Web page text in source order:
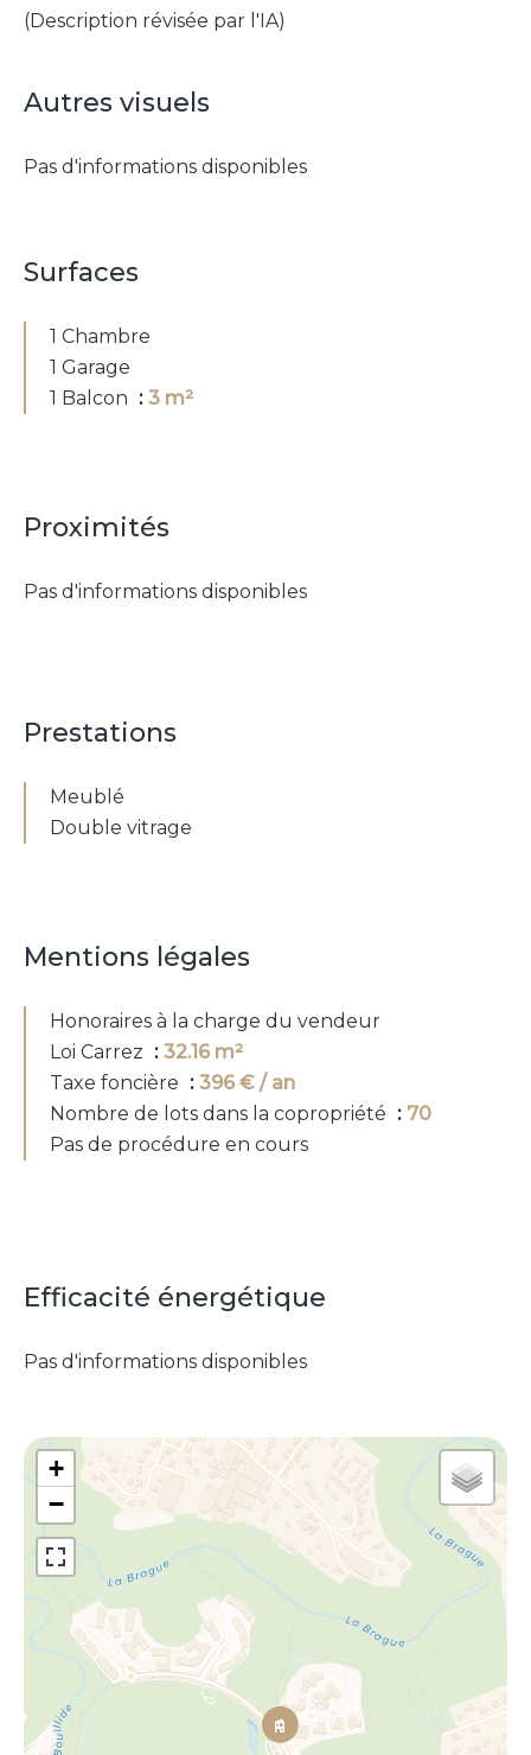
(Description révisée par l'IA)
Autres visuels
Pas d'informations disponibles
Surfaces
1 Chambre
1 Garage
1 Balcon
3 m²
Proximités
Pas d'informations disponibles
Prestations
Meublé
Double vitrage
Mentions légales
Honoraires à la charge du vendeur
Loi Carrez
32.16 m²
Taxe foncière
396 € / an
Nombre de lots dans la copropriété
70
Pas de procédure en cours
Efficacité énergétique
Pas d'informations disponibles
+
−